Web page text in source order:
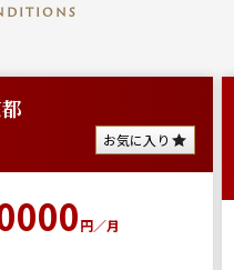
築施工管理/即日
派遣